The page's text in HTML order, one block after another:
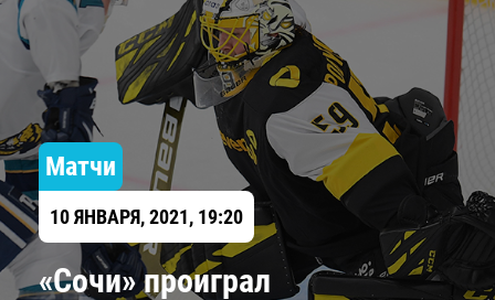
Матчи
10 ЯНВАРЯ, 2021, 19:20
«Сочи» проиграл